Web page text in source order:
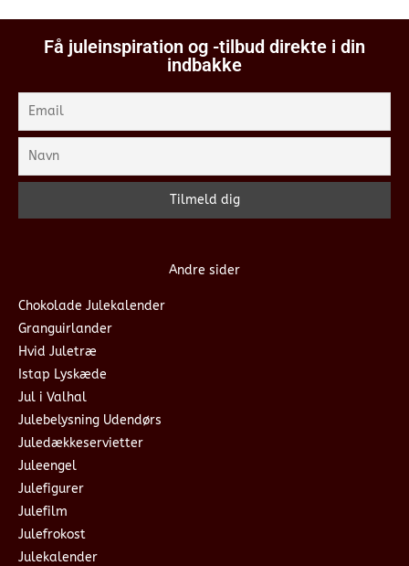
Få juleinspiration og -tilbud direkte i din
indbakke
Andre sider
Chokolade Julekalender
Granguirlander
Hvid Juletræ
Istap Lyskæde
Jul i Valhal
Julebelysning Udendørs
Juledækkeservietter
Juleengel
Julefigurer
Julefilm
Julefrokost
Julekalender